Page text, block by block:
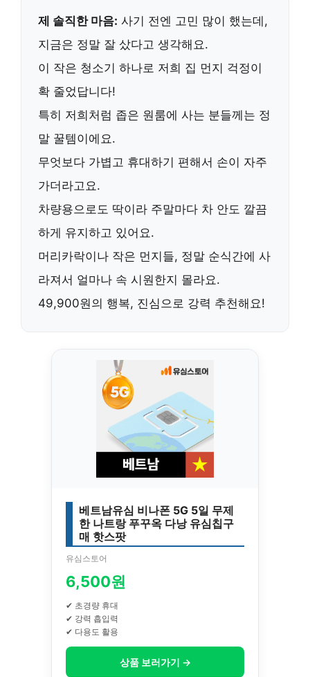
제 솔직한 마음: 사기 전엔 고민 많이 했는데,
지금은 정말 잘 샀다고 생각해요.
이 작은 청소기 하나로 저희 집 먼지 걱정이
확 줄었답니다!
특히 저희처럼 좁은 원룸에 사는 분들께는 정
말 꿀템이에요.
무엇보다 가볍고 휴대하기 편해서 손이 자주
가더라고요.
차량용으로도 딱이라 주말마다 차 안도 깔끔
하게 유지하고 있어요.
머리카락이나 작은 먼지들, 정말 순식간에 사
라져서 얼마나 속 시원한지 몰라요.
49,900원의 행복, 진심으로 강력 추천해요!
베트남유심 비나폰 5G 5일 무제
한 나트랑 푸꾸옥 다낭 유심칩구
매 핫스팟
유심스토어
6,500원
✔ 초경량 휴대
✔ 강력 흡입력
✔ 다용도 활용
상품 보러가기 →